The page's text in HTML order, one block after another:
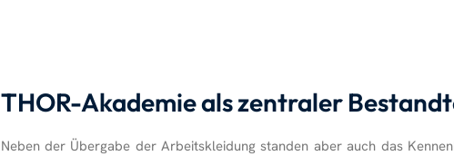
THOR-Akademie als zentraler
Neben der Übergabe der Arbeitskleidung standen aber auch das